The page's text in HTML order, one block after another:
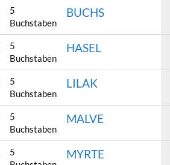
5
Buchstaben
BUCHS
5
Buchstaben
HASEL
5
Buchstaben
LILAK
5
Buchstaben
MALVE
5
MYRTE